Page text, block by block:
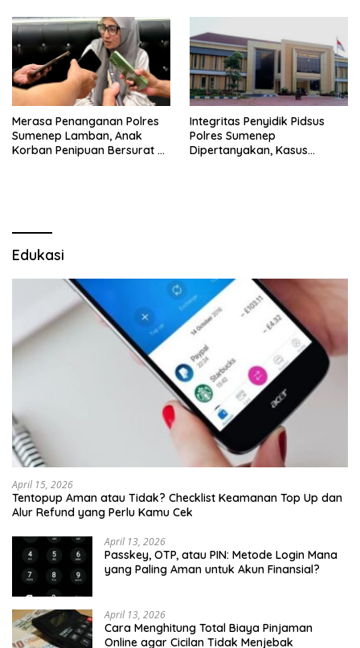
Merasa Penanganan Polres
Sumenep Lamban, Anak
Korban Penipuan Bersurat ke
Integritas Penyidik Pidsus
Polres Sumenep
Dipertanyakan, Kasus
Edukasi
April 15, 2026
Tentopup Aman atau Tidak? Checklist Keamanan Top Up dan
Alur Refund yang Perlu Kamu Cek
April 13, 2026
Passkey, OTP, atau PIN: Metode Login Mana
yang Paling Aman untuk Akun Finansial?
April 13, 2026
Cara Menghitung Total Biaya Pinjaman
Online agar Cicilan Tidak Menjebak